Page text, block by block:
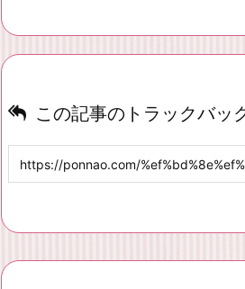
この記事のトラックバッ